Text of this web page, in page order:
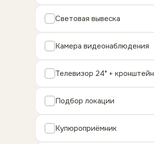
Световая вывеска
Камера видеонаблюдения
Телевизор 24" + кронштейн
Подбор локации
Купюроприёмник